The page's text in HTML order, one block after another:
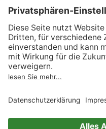
AGB
Informationen nach Data
Act
Verträge hier kündigen
Impressum